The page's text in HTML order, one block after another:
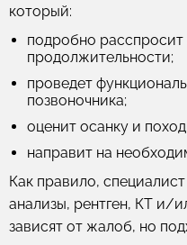
который:
подробно
продолжительности;
проведет
позвоночника;
оценит осанку и
направит на
Как правило,
анализы, рентген, КТ и/
зависят от жалоб, но